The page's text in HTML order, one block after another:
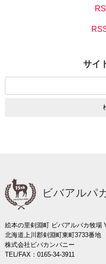
サイ
ビバアルパ
絵本の里剣淵町 ビバアルパカ牧場
北海道上川郡剣淵町東町3733番
株式会社ビバカンパニー
TEL/FAX：0165-34-3911